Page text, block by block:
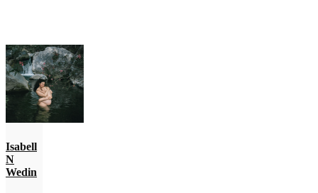
Isabell
N
Wedin